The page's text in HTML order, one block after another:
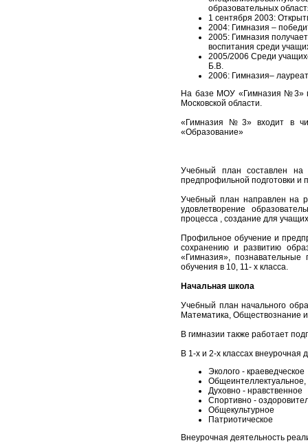
образовательных
1 сентября 2003:
2004: Гимназия –
2005: Гимназия
воспитания среди
2005/2006 Среди
Б.В.
2006: Гимназия–
На базе МОУ «Гимназия №3»
Московской области.
«Гимназия №3» входит в
«Образование»
Учебный план составлен
предпрофильной подготовки и
Учебный план направлен на
удовлетворение
процесса , создание для
Профильное обучение и
сохранению и развитию
«Гимназия»,
обучения в 10, 11- х класса.
Начальная школа
Учебный план начального
Математика, Обществознание
В гимназии также работает
В 1-х и 2-х классах внеурочная
Эколого - краеведческое
Общеинтеллектуальное,
Духовно - нравственное
Спортивно -
Общекультурное
Патриотическое
Внеурочная деятельность